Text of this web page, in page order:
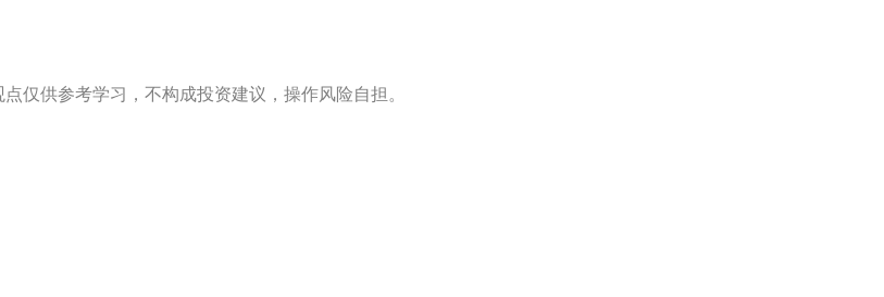
点仅供参考学习，不构成投资建议，操作风险自担。